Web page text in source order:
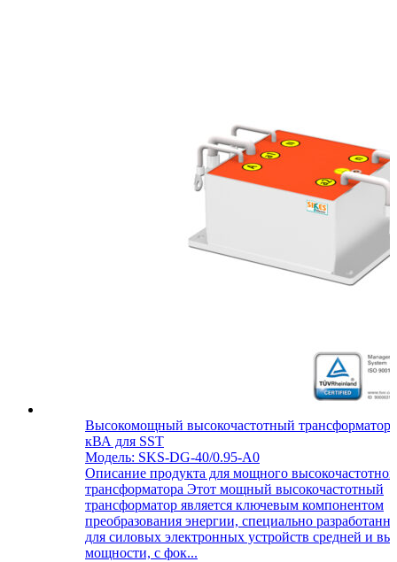
Высокомощный высокочастотный трансформатор
кВА для SST
Модель: SKS-DG-40/0.95-A0
Описание продукта для мощного
трансформатора Этот мощный высокочастотный
трансформатор является ключевым компонентом
преобразования энергии, специально
для силовых электронных устройств средней и
мощности, с фок...